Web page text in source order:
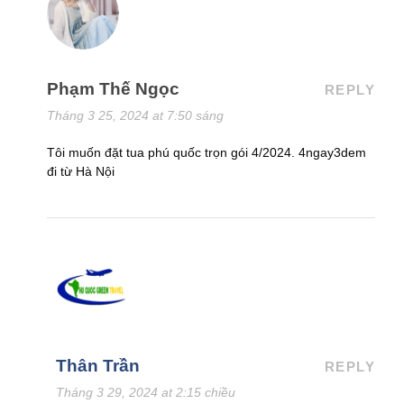
Phạm Thế Ngọc
Tháng 3 25, 2024 at 7:50 sáng
REPLY
Tôi muốn đặt tua phú quốc trọn gói 4/2024. 4ngay3dem
đi từ Hà Nội
Thân Trần
Tháng 3 29, 2024 at 2:15 chiều
REPLY